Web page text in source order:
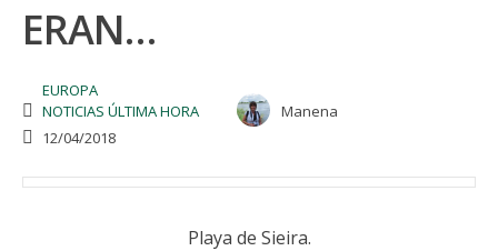
ERAN…
EUROPA
NOTICIAS ÚLTIMA HORA
Manena
12/04/2018
Playa de Sieira.